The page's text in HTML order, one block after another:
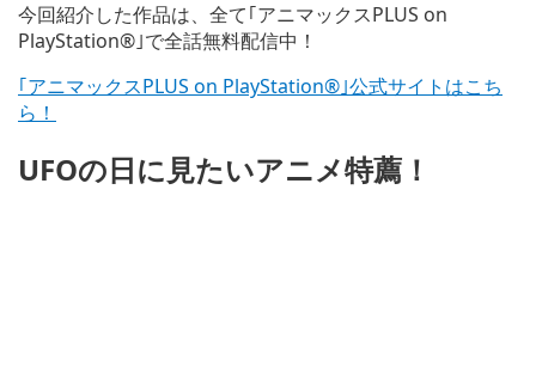
今回紹介した作品は、全て｢アニマックスPLUS on
PlayStation®｣で全話無料配信中！
｢アニマックスPLUS on PlayStation®｣公式サイトはこち
ら！
UFOの日に見たいアニメ特薦！